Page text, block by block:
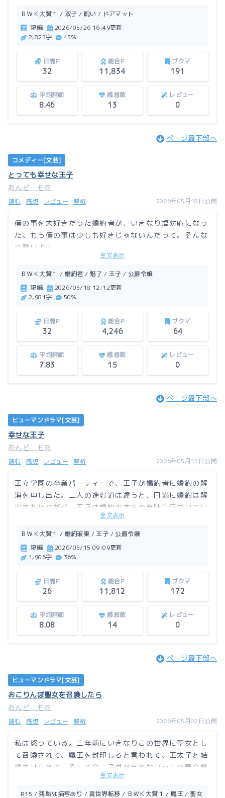
この作品はアルファポリスにも掲載しています。
ＢＷＫ大賞１ / 双子 / 呪い / ドアマット
短編
2026/05/26 16:49更新
2,825字
45%
日間P
32
総合P
11,834
ブクマ
191
平均評価
8.46
感想数
13
レビュー
0
ページ最下部へ
コメディー[文芸]
とっても幸せな王子
あんど もあ
読む 感想 レビュー 解析 2026年05月18日公開
僕の事を大好きだった婚約者が、いきなり塩対応になっ
た。もう僕の事は少しも好きじゃないんだって。そんな
の酷いよ！
僕は、ある手段を取ることにした。
この作品はアルファポリスにも掲載しています。
全文表示
ＢＷＫ大賞１ / 婚約者 / 魅了 / 王子 / 公爵令嬢
短編
2026/05/18 12:12更新
2,981字
50%
日間P
32
総合P
4,246
ブクマ
64
平均評価
7.83
感想数
15
レビュー
0
ページ最下部へ
ヒューマンドラマ[文芸]
幸せな王子
あんど もあ
読む 感想 レビュー 解析 2026年05月15日公開
王立学園の卒業パーティーで、王子が婚約者に婚約の解
消を申し出た。二人の進む道は違うと、円満に婚約は解
消されたのだが、王子は婚約の本当の意味に気づいてい
この作品はアルファポリスにも掲載しています。
全文表示
ＢＷＫ大賞１ / 婚約破棄 / 王子 / 公爵令嬢
短編
2026/05/15 09:09更新
1,906字
36%
日間P
26
総合P
11,812
ブクマ
172
平均評価
8.08
感想数
14
レビュー
0
ページ最下部へ
ヒューマンドラマ[文芸]
おこりんぼ聖女を召喚したら
あんど もあ
読む 感想 レビュー 解析 2026年05月02日公開
私は怒っている。三年前にいきなりこの世界に聖女とし
て召喚されて、魔王を封印しろと言われて、王太子と結
婚させられて。そして今、子供が出来ないから公爵令嬢
を側妃に迎えろ？ ふざけんな！
全文表示
R15 / 残酷な描写あり / 異世界転移 / ＢＷＫ大賞１ / 魔王 / 聖女